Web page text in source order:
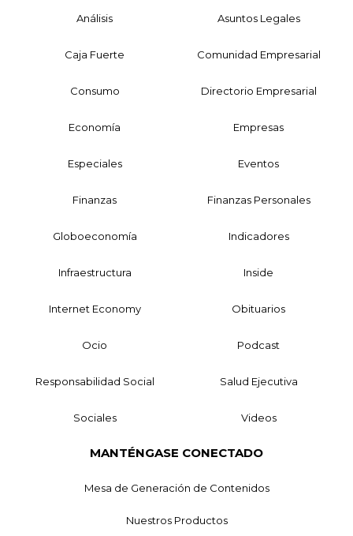
Análisis Asuntos Legales
Caja Fuerte Comunidad Empresarial
Consumo Directorio Empresarial
Economía Empresas
Especiales Eventos
Finanzas Finanzas Personales
Globoeconomía Indicadores
Infraestructura Inside
Internet Economy Obituarios
Ocio Podcast
Responsabilidad Social Salud Ejecutiva
Sociales Videos
MANTÉNGASE CONECTADO
Mesa de Generación de Contenidos
Nuestros Productos